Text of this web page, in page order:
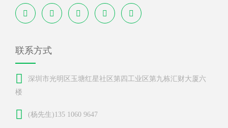
联系方式
深圳市光明区玉塘红星社区第四工业区第九栋汇财大厦六
楼
(杨先生)135 1060 9647